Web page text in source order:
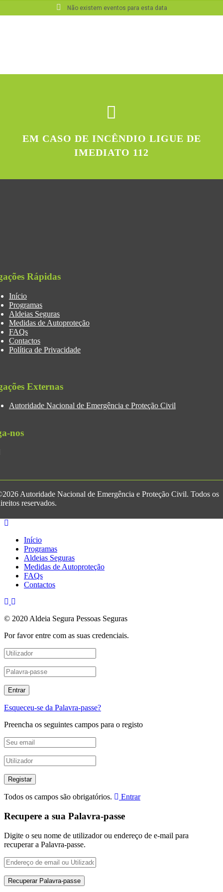
Não existem eventos para esta data
EM CASO DE INCÊNDIO LIGUE DE
IMEDIATO 112
Rápidas
Início
Programas
Aldeias Seguras
Medidas de Autoproteção
FAQs
Contactos
Política de Privacidade
Externas
Autoridade Nacional de Emergência e Proteção Civil
nos
Autoridade Nacional de Emergência e Proteção Civil. Todos os
reservados.
Início
Programas
Aldeias Seguras
Medidas de Autoproteção
FAQs
Contactos
© 2020 Aldeia Segura Pessoas Seguras
Por favor entre com as suas credenciais.
Esqueceu-se da Palavra-passe?
Preencha os seguintes campos para o registo
Todos os campos são obrigatórios. Entrar
Recupere a sua Palavra-passe
Digite o seu nome de utilizador ou endereço de e-mail para
recuperar a Palavra-passe.